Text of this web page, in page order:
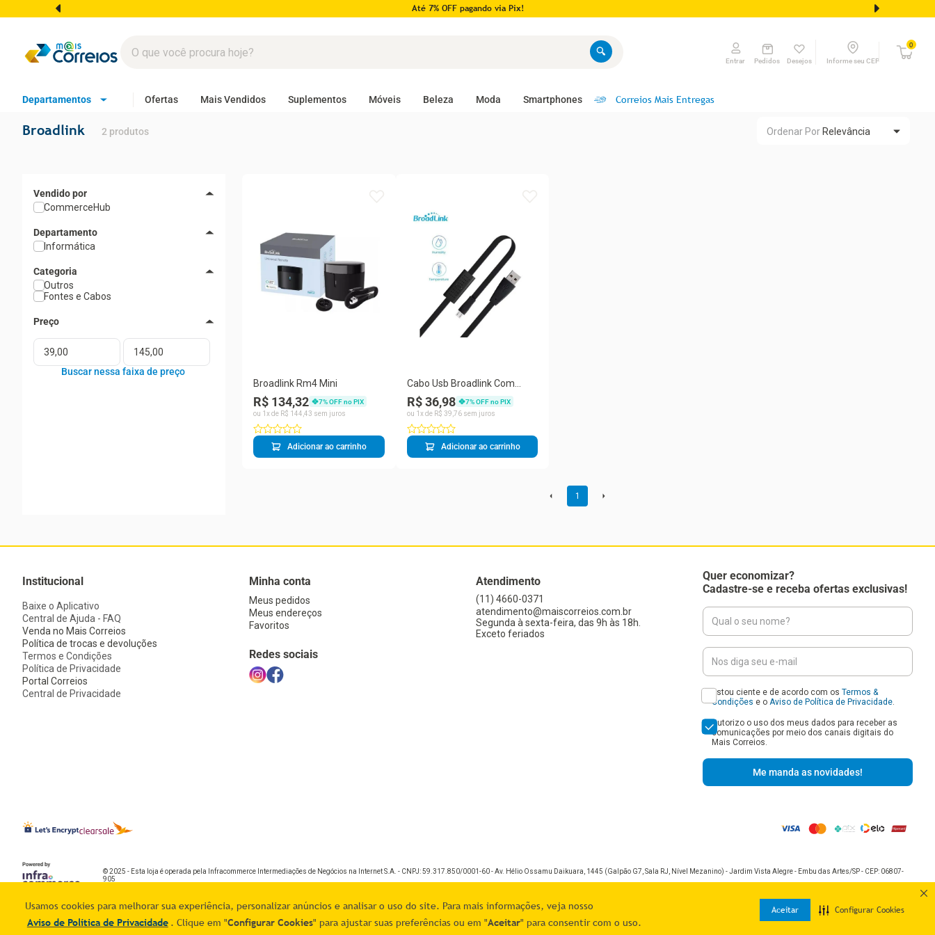
Usamos cookies para melhorar sua experiência, personalizar anúncios e analisar o uso do site. Para mais informações, veja nosso
Aviso de Política de Privacidade . Clique em "Configurar Cookies" para ajustar suas preferências ou em "Aceitar" para consentir com o uso.
Aceitar Configurar Cookies
Até 7% OFF pagando via Pix!
Entrar Pedidos Desejos Informe seu CEP
0
Departamentos Ofertas Mais Vendidos Suplementos Móveis Beleza Moda Smartphones Correios Mais Entregas
Broadlink 2 produtos Ordenar Por Relevância
CommerceHub
Departamento
Informática
Categoria
Outros
Fontes e Cabos
Broadlink Rm4 Mini
R$ 134,32 7% OFF no PIX
ou 1 x de R$ 144 43 sem juros
Adicionar ao carrinho
Cabo Usb Broadlink Com
Sensor de Temperatura e
Umidade HTS2
R$ 36,98 7% OFF no PIX
ou 1 x de R$ 39 76sem juros
Adicionar ao carrinho
1
Institucional
Baixe o Aplicativo
Central de Ajuda - FAQ
Venda no Mais Correios
Política de trocas e devoluções
Termos e Condições
Política de Privacidade
Portal Correios
Central de Privacidade
Minha conta
Meus pedidos
Meus endereços
Favoritos
Redes sociais
Atendimento
(11) 4660-0371
atendimento@maiscorreios.com.br
Segunda à sexta-feira, das 9h às 18h.
Exceto feriados
Quer economizar?
Cadastre-se e receba ofertas exclusivas!
Estou ciente e de acordo com os Termos &
Condições e o Aviso de Política de Privacidade
Autorizo o uso dos meus dados para receber as
comunicações por meio dos canais digitais do
Mais Correios.
Me manda as novidades!
© 2025 - Esta loja é operada pela Infracommerce Intermediações de Negócios na Internet S.A. - CNPJ: 59.317.850/0001-60 - Av. Hélio Ossamu Daikuara, 1445 (Galpão G7, Sala RJ, Nível Mezanino) - Jardim Vista Alegre - Embu das Artes/SP - CEP: 06807-
905